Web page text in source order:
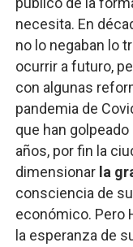
necesita. En
no lo negaban lo
ocurrir a futuro,
con algunas
pandemia de
que han
años, por fin la
dimensionar la
consciencia de
económico. Pero
la esperanza de